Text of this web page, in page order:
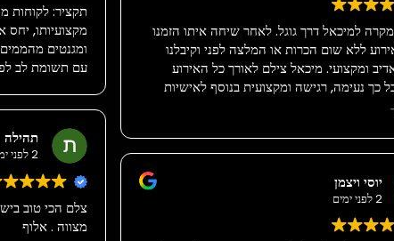
תקציר: לקוחות
מקצועיותו, יחס
ומגנטים
עם תשומת לב
תהילה
2 לפני ימים
צלם הכי טוב
מצווה . אלוף
למיכאל דרך גוגל. לאחר שיחה איתו הזמנו
ללא שום הכרות או המלצה לפני וקיבלנו
ומקצועי. מיכאל צילם לאורך כל האירוע
כך נעימה, רגישה ומקצועית בנוסף לאישיות
שלו. אנו ממליצים עליו בחום רב!!! מיכאל תודה
יוסי ויצמן
2 לפני ימים